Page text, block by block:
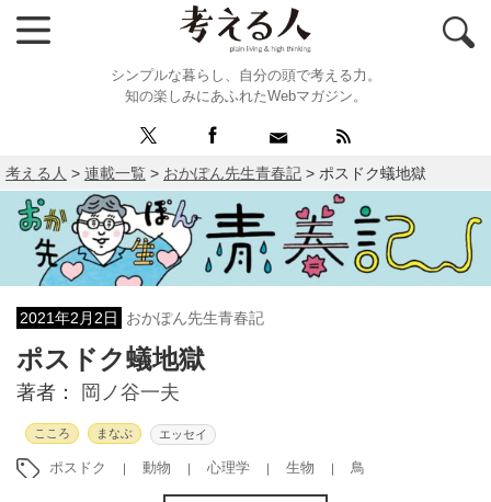
シンプルな暮らし、自分の頭で考える力。
知の楽しみにあふれたWebマガジン。
考える人 > 連載一覧 > おかぽん先生青春記 > ポスドク蟻地獄
2021年2月2日 おかぽん先生青春記
ポスドク蟻地獄
著者： 岡ノ谷一夫
こころ まなぶ エッセイ
ポスドク 動物 心理学 生物 鳥